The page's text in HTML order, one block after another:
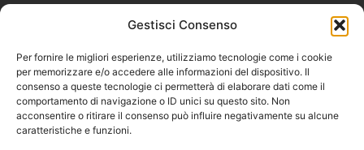
Gestisci Consenso
Per fornire le migliori esperienze, utilizziamo tecnologie come i cookie
per memorizzare e/o accedere alle informazioni del dispositivo. Il
consenso a queste tecnologie ci permetterà di elaborare dati come il
comportamento di navigazione o ID unici su questo sito. Non
acconsentire o ritirare il consenso può influire negativamente su alcune
caratteristiche e funzioni.
9:00
Sabato 09:00 /
14:00
16:30 /
Domenica